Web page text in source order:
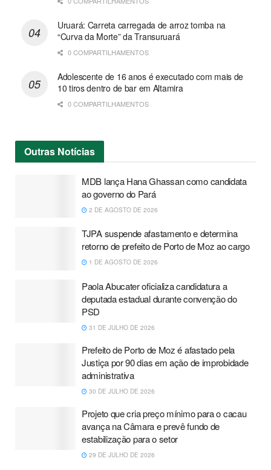
Uruará: Carreta carregada de arroz tomba na
“Curva da Morte” da Transuruará
0 COMPARTILHAMENTOS
Adolescente de 16 anos é executado com mais de
10 tiros dentro de bar em Altamira
0 COMPARTILHAMENTOS
Outras Notícias
MDB lança Hana Ghassan como candidata
ao governo do Pará
2 DE AGOSTO DE 2026
TJPA suspende afastamento e determina
retorno de prefeito de Porto de Moz ao cargo
1 DE AGOSTO DE 2026
Paola Abucater oficializa candidatura a
deputada estadual durante convenção do
PSD
31 DE JULHO DE 2026
Prefeito de Porto de Moz é afastado pela
Justiça por 90 dias em ação de improbidade
administrativa
30 DE JULHO DE 2026
Projeto que cria preço mínimo para o cacau
avança na Câmara e prevê fundo de
estabilização para o setor
29 DE JULHO DE 2026